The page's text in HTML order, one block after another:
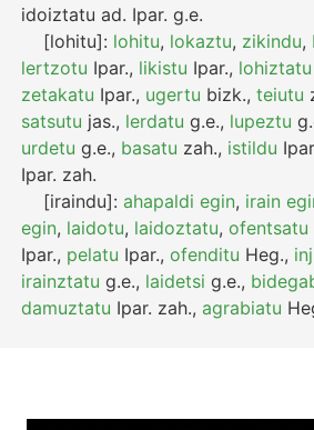
idoiztatu ad. Ipar. g.e.
[lohitu]: lohitu, lokaztu, zikindu,
lertzotu Ipar., likistu Ipar., lohiztatu
zetakatu Ipar., ugertu bizk.,teiutu
satsutu jas., lerdatu g.e., lupeztu
urdetu g.e., basatu zah., istildu
Ipar. zah.
[iraindu]:ahapaldi egin, irain
egin, laidotu, laidoztatu,ofentsatu
Ipar., pelatu Ipar.,ofenditu Heg.,
irainztatu g.e., laidetsi g.e.,
damuztatu Ipar. zah.,agrabiatu